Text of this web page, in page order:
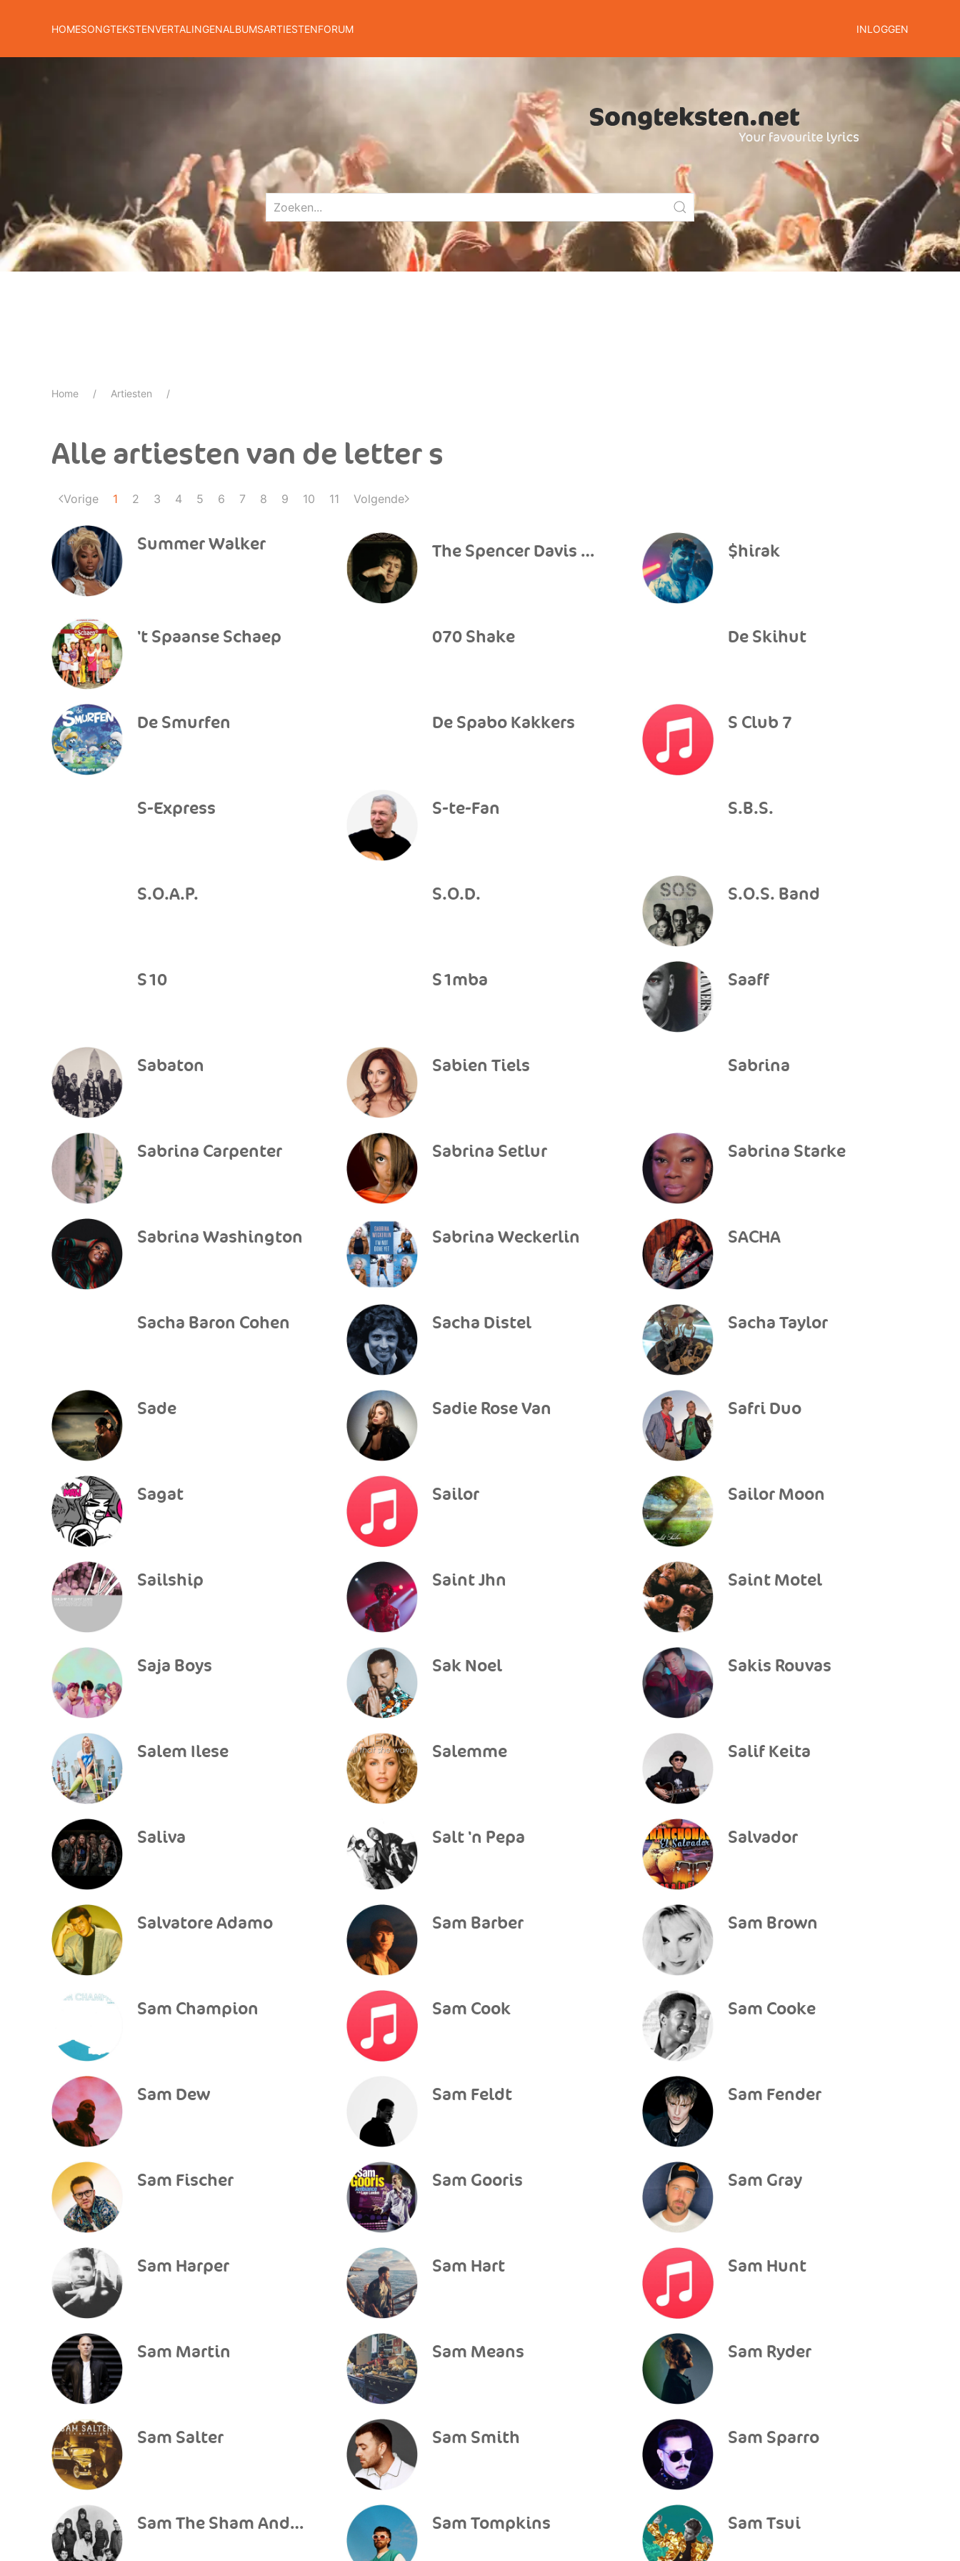
HOMESONGTEKSTENVERTALINGENALBUMSARTIESTENFORUM INLOGGEN
Home Artiesten
Alle artiesten van de letter s
Vorige 1 2 3 4 5 6 7 8 9 10 11 Volgende
Summer Walker The Spencer Davis Group $hirak
't Spaanse Schaep 070 Shake De Skihut
De Smurfen De Spabo Kakkers S Club 7
S-Express S-te-Fan S.B.S.
S.O.A.P. S.O.D. S.O.S. Band
S10 S1mba Saaff
Sabaton Sabien Tiels Sabrina
Sabrina Carpenter Sabrina Setlur Sabrina Starke
Sabrina Washington Sabrina Weckerlin SACHA
Sacha Baron Cohen Sacha Distel Sacha Taylor
Sade Sadie Rose Van Safri Duo
Sagat Sailor Sailor Moon
Sailship Saint Jhn Saint Motel
Saja Boys Sak Noel Sakis Rouvas
Salem Ilese Salemme Salif Keita
Saliva Salt 'n Pepa Salvador
Salvatore Adamo Sam Barber Sam Brown
Sam Champion Sam Cook Sam Cooke
Sam Dew Sam Feldt Sam Fender
Sam Fischer Sam Gooris Sam Gray
Sam Harper Sam Hart Sam Hunt
Sam Martin Sam Means Sam Ryder
Sam Salter Sam Smith Sam Sparro
Sam The Sham And The Pharaohs Sam Tompkins Sam Tsui